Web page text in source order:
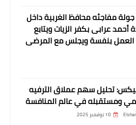
مفاجئه محافظ الغربية داخل
أحمد عرابى بكفر الزيات ويتابع
بنفسة ويجلس مع المرضى
تحليل سهم عملاق الترفيه
ومستقبله في عالم المنافسة
10 نوفمبر 2025